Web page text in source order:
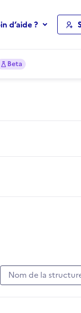
d’aide ?
Beta
Nom de la structure
Nom de la